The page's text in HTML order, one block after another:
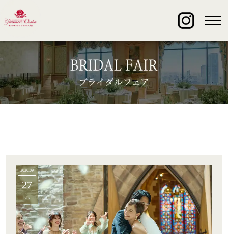
2026.09
27
Sun